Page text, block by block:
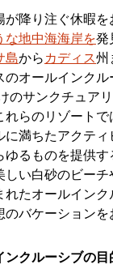
降り注ぐ休暇を
な地中海海岸を発
島から カディス州
のオールインク
のサンクチュア
れらのリゾート
に満ちたアクテ
るものを提供す
しい白砂のビー
たオールインク
バケーションを
ンクルーシブの目